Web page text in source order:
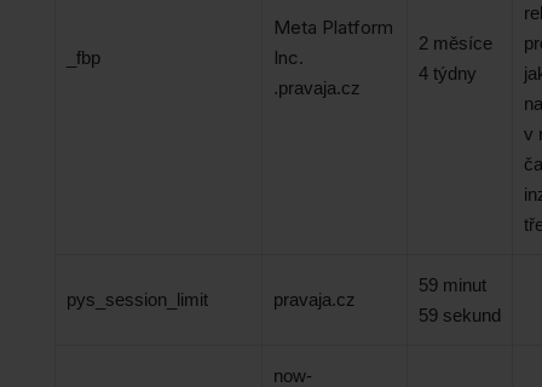
_fbp
Meta Platform
Inc.
.pravaja.cz
2 měsíce
4 týdny
v
pys_session_limit pravaja.cz
59 minut
59 sekund
now-